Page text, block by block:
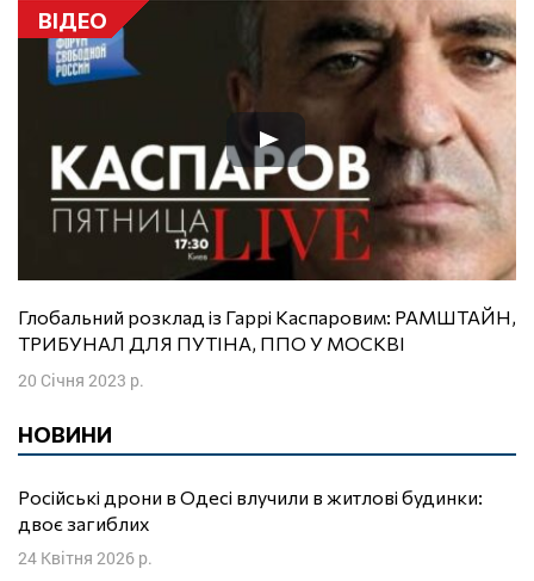
ВІДЕО
Глобальний розклад із Гаррі Каспаровим: РАМШТАЙН,
ТРИБУНАЛ ДЛЯ ПУТІНА, ППО У МОСКВІ
20 Січня 2023 р.
НОВИНИ
Російські дрони в Одесі влучили в житлові будинки:
двоє загиблих
24 Квітня 2026 р.